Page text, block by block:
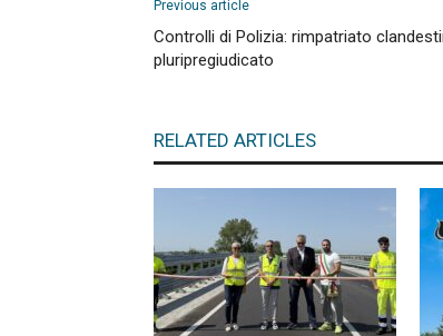
Previous article
Controlli di Polizia: rimpatriato
pluripregiudicato
RELATED ARTICLES